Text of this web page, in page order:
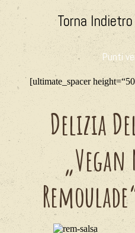
Torna Indietro
Punti
[ultimate_spacer
Delizia
„Vegan